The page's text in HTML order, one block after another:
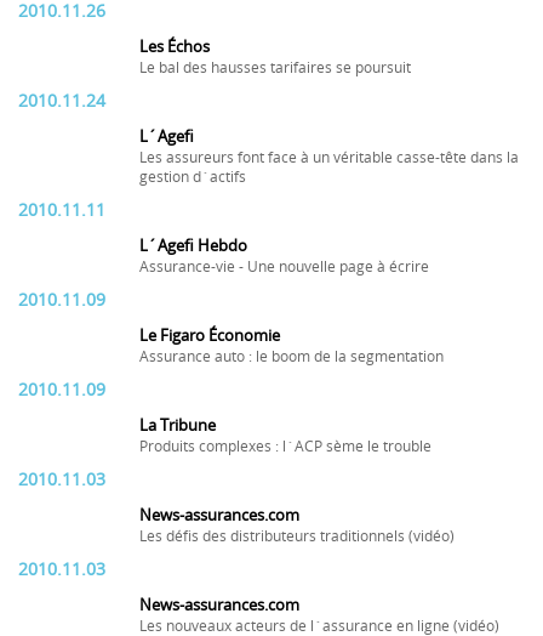
2010.11.26
Les Échos
Le bal des hausses tarifaires se poursuit
2010.11.24
L´Agefi
Les assureurs font face à un véritable casse-tête dans la
gestion d´actifs
2010.11.11
L´Agefi Hebdo
Assurance-vie - Une nouvelle page à écrire
2010.11.09
Le Figaro Économie
Assurance auto : le boom de la segmentation
2010.11.09
La Tribune
Produits complexes : l´ACP sème le trouble
2010.11.03
News-assurances.com
Les défis des distributeurs traditionnels (vidéo)
2010.11.03
News-assurances.com
Les nouveaux acteurs de l´assurance en ligne (vidéo)